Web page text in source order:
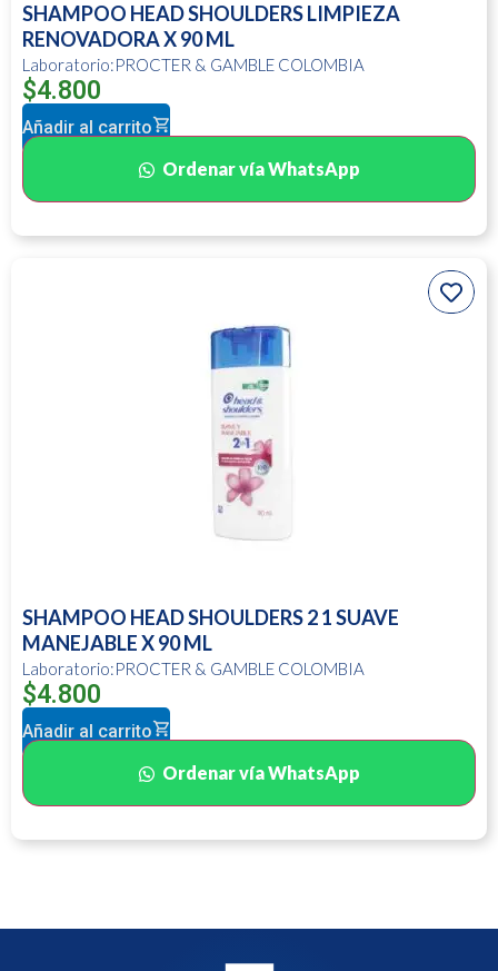
SHAMPOO HEAD SHOULDERS LIMPIEZA
RENOVADORA X 90 ML
Laboratorio:PROCTER & GAMBLE COLOMBIA
$4.800
Añadir al carrito
Ordenar vía WhatsApp
SHAMPOO HEAD SHOULDERS 2 1 SUAVE
MANEJABLE X 90 ML
Laboratorio:PROCTER & GAMBLE COLOMBIA
$4.800
Añadir al carrito
Ordenar vía WhatsApp